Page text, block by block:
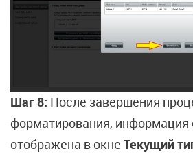
Шаг 8: После завершения
форматирования, информация
отображена в окне Текущий